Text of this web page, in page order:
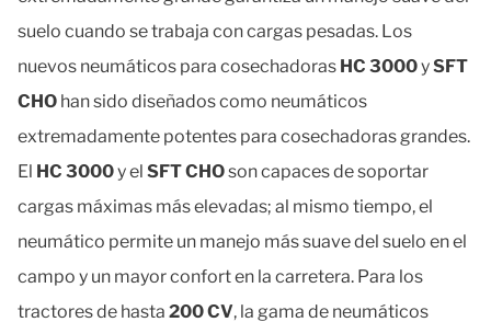
suelo cuando se trabaja con cargas pesadas. Los
nuevos neumáticos para cosechadoras HC 3000ySFT
CHO han sido diseñados como neumáticos
extremadamente potentes para cosechadoras grandes.
El HC 3000y el SFT CHOson capaces de soportar
cargas máximas más elevadas; al mismo tiempo, el
neumático permite un manejo más suave del suelo en el
campo y un mayor confort en la carretera. Para los
tractores de hasta 200 CV, la gama de neumáticos